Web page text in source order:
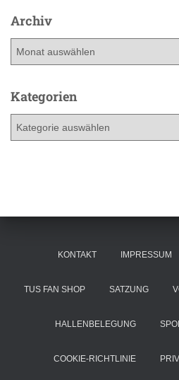
Archiv
h
Kategorien
r
KONTAKT IMPRESSUM
TUS FAN SHOP SATZUNG
HALLENBELEGUNG
COOKIE-RICHTLINIE